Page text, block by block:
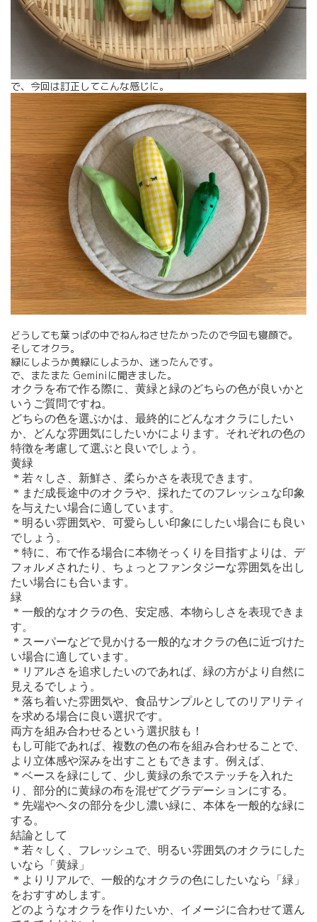
で、今回は訂正してこんな感じに。
どうしても葉っぱの中でねんねさせたかったので今回も寝顔で。
そしてオクラ。
緑にしようか黄緑にしようか、迷ったんです。
で、またまた Geminiに聞きました。
オクラを布で作る際に、黄緑と緑のどちらの色が良いかと
いうご質問ですね。
どちらの色を選ぶかは、最終的にどんなオクラにしたい
か、どんな雰囲気にしたいかによります。それぞれの色の
特徴を考慮して選ぶと良いでしょう。
黄緑
* 若々しさ、新鮮さ、柔らかさを表現できます。
* まだ成長途中のオクラや、採れたてのフレッシュな印象
を与えたい場合に適しています。
* 明るい雰囲気や、可愛らしい印象にしたい場合にも良い
でしょう。
* 特に、布で作る場合に本物そっくりを目指すよりは、デ
フォルメされたり、ちょっとファンタジーな雰囲気を出し
たい場合にも合います。
緑
* 一般的なオクラの色、安定感、本物らしさを表現できま
す。
* スーパーなどで見かける一般的なオクラの色に近づけた
い場合に適しています。
* リアルさを追求したいのであれば、緑の方がより自然に
見えるでしょう。
* 落ち着いた雰囲気や、食品サンプルとしてのリアリティ
を求める場合に良い選択です。
両方を組み合わせるという選択肢も！
もし可能であれば、複数の色の布を組み合わせることで、
より立体感や深みを出すこともできます。例えば、
* ベースを緑にして、少し黄緑の糸でステッチを入れた
り、部分的に黄緑の布を混ぜてグラデーションにする。
* 先端やヘタの部分を少し濃い緑に、本体を一般的な緑に
する。
結論として
* 若々しく、フレッシュで、明るい雰囲気のオクラにした
いなら「黄緑」
* よりリアルで、一般的なオクラの色にしたいなら「緑」
をおすすめします。
どのようなオクラを作りたいか、イメージに合わせて選ん